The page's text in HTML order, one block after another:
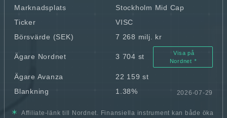
Marknadsplats
Stockholm Mid Cap
Ticker
VISC
Börsvärde (SEK)
7 268 milj. kr
Ägare Nordnet 3 704 st
Visa på
Nordnet
Ägare Avanza
22 159 st
Blankning
1.38% 2026-07-29
Affiliate-länk till Nordnet. Finansiella instrument kan både öka